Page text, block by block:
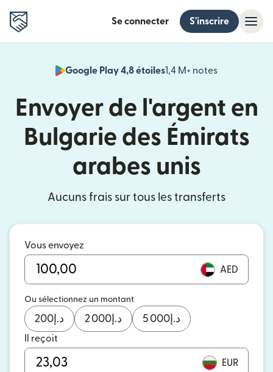
Se connecter S'inscrire
Google Play 4,8 étoiles1,4 M+ notes
Envoyer de l'argent en
Bulgarie des Émirats
arabes unis
Aucuns frais sur tous les transferts
Vous envoyez
AED
Ou sélectionnez un montant
د.إ 200 د.إ 2 000 د.إ 5 000
Il reçoit
EUR